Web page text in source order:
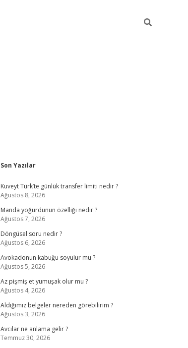
Sidebar
Son Yazılar
Kuveyt Türk’te günlük transfer limiti nedir ?
Ağustos 8, 2026
Manda yoğurdunun özelliği nedir ?
Ağustos 7, 2026
Döngüsel soru nedir ?
Ağustos 6, 2026
Avokadonun kabuğu soyulur mu ?
Ağustos 5, 2026
Az pişmiş et yumuşak olur mu ?
Ağustos 4, 2026
Aldığımız belgeler nereden görebilirim ?
Ağustos 3, 2026
Avcılar ne anlama gelir ?
Temmuz 30, 2026